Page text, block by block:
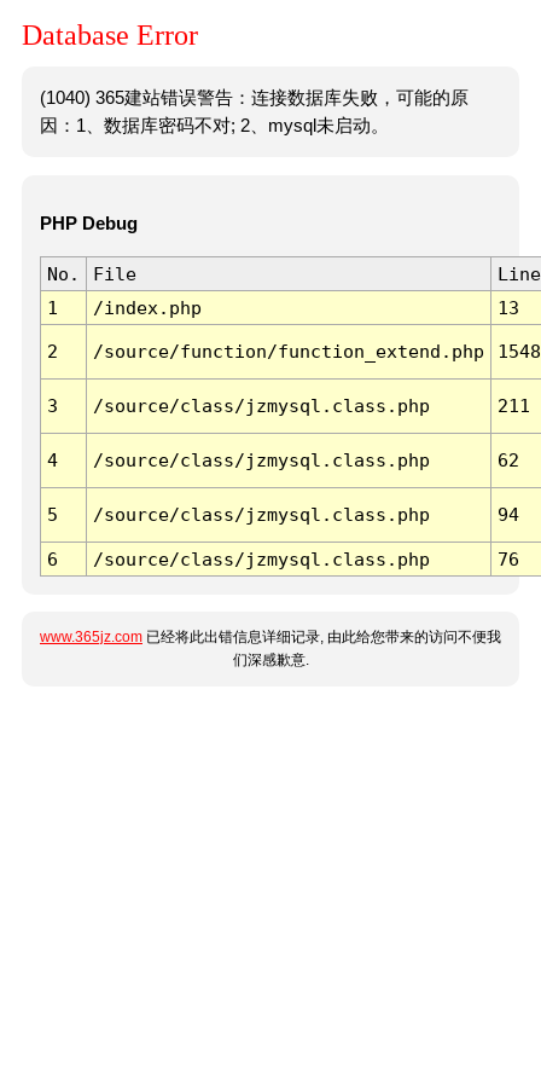
Database Error
(1040) 365建站错误警告：连接数据库失败，可能的原
因：1、数据库密码不对; 2、mysql未启动。
PHP Debug
No. File
Line
1
/index.php 13
2 /source/function/function_extend.php 1548
3 /source/class/jzmysql.class.php 211
4 /source/class/jzmysql.class.php 62
5 /source/class/jzmysql.class.php 94
6 /source/class/jzmysql.class.php 76
www.365jz.com 已经将此出错信息详细记录, 由此给您带来的访问不便我
们深感歉意.